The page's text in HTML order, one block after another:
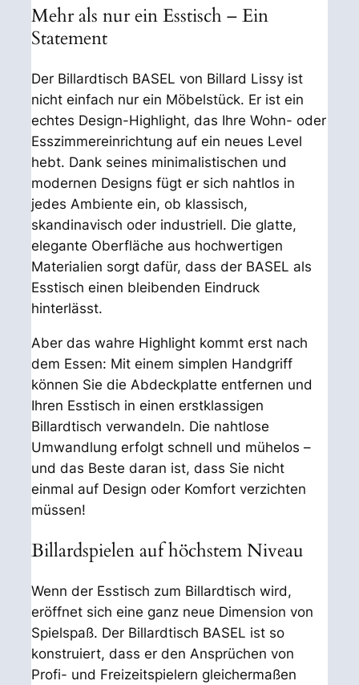
Mehr als nur ein Esstisch – Ein
Statement
Der Billardtisch BASEL von Billard Lissy ist
nicht einfach nur ein Möbelstück. Er ist ein
echtes Design-Highlight, das Ihre Wohn- oder
Esszimmereinrichtung auf ein neues Level
hebt. Dank seines minimalistischen und
modernen Designs fügt er sich nahtlos in
jedes Ambiente ein, ob klassisch,
skandinavisch oder industriell. Die glatte,
elegante Oberfläche aus hochwertigen
Materialien sorgt dafür, dass der BASEL als
Esstisch einen bleibenden Eindruck
hinterlässt.
Aber das wahre Highlight kommt erst nach
dem Essen: Mit einem simplen Handgriff
können Sie die Abdeckplatte entfernen und
Ihren Esstisch in einen erstklassigen
Billardtisch verwandeln. Die nahtlose
Umwandlung erfolgt schnell und mühelos –
und das Beste daran ist, dass Sie nicht
einmal auf Design oder Komfort verzichten
müssen!
Billardspielen auf höchstem Niveau
Wenn der Esstisch zum Billardtisch wird,
eröffnet sich eine ganz neue Dimension von
Spielspaß. Der Billardtisch BASEL ist so
konstruiert, dass er den Ansprüchen von
Profi- und Freizeitspielern gleichermaßen